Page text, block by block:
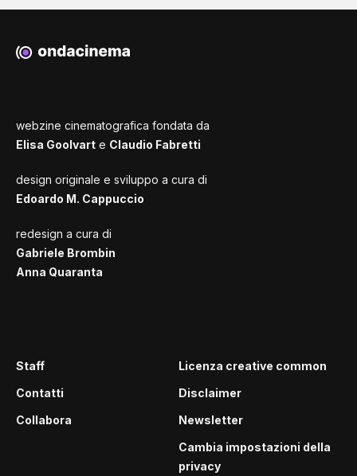
webzine cinematografica fondata da
Elisa Goolvart e Claudio Fabretti
design originale e sviluppo a cura di
Edoardo M. Cappuccio
redesign a cura di
Gabriele Brombin
Anna Quaranta
Staff
Contatti
Collabora
Licenza creative common
Disclaimer
Newsletter
Cambia impostazioni della
privacy